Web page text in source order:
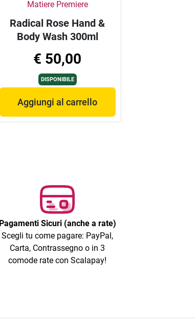
Matiere Premiere
Radical Rose Hand &
Body Wash 300ml
€ 50,00
DISPONIBILE
Aggiungi al carrello
Pagamenti Sicuri (anche a rate)
Scegli tu come pagare: PayPal,
Carta, Contrassegno o in 3
comode rate con Scalapay!